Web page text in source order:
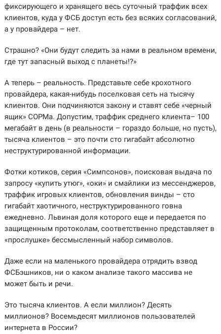
фиксирующего и хранящего весь суточный траффик всех
клиентов, куда у ФСБ доступ есть без всяких согласований,
а у провайдера – нет.
Страшно? «Они будут следить за нами в реальном времени,
где тут запасный выход с планеты!?»
А теперь – реальность. Представьте себе крохотного
провайдера, какая-нибудь поселковая сеть на тысячу
клиентов. Они подчиняются закону и ставят себе «черный
ящик» СОРМа. Допустим, траффик среднего клиента– 100
мегабайт в день (в реальности – гораздо больше, но пусть),
тысяча клиентов – это почти сто гигабайт абсолютно
неструктурированной информации.
Фотки котиков, серия «Симпсонов», поисковая выдача по
запросу «купить утюг», «оки» и смайлики из мессенджеров,
траффик игровых клиентов, обновления винды – сто
гигабайт хаотичного, неструктурированного говна
ежедневно. Львиная доля которого еще и передается по
защищенным протоколам, соответственно представляет в
«прослушке» бессмысленный набор символов.
Даже если на маленького провайдера отрядить взвод
ФСБэшников, ни о каком анализе такого массива не
может быть и речи.
Это тысяча клиентов. А если миллион? Десять
миллионов? Восемьдесят миллионов пользователей
интернета в России?